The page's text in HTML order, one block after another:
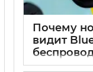
Почему
видит